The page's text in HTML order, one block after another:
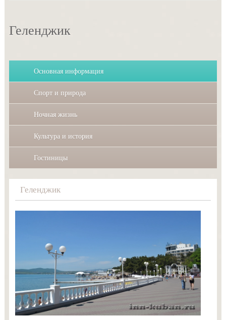
Геленджик
Основная информация
Спорт и природа
Ночная жизнь
Культура и история
Гостиницы
Геленджик